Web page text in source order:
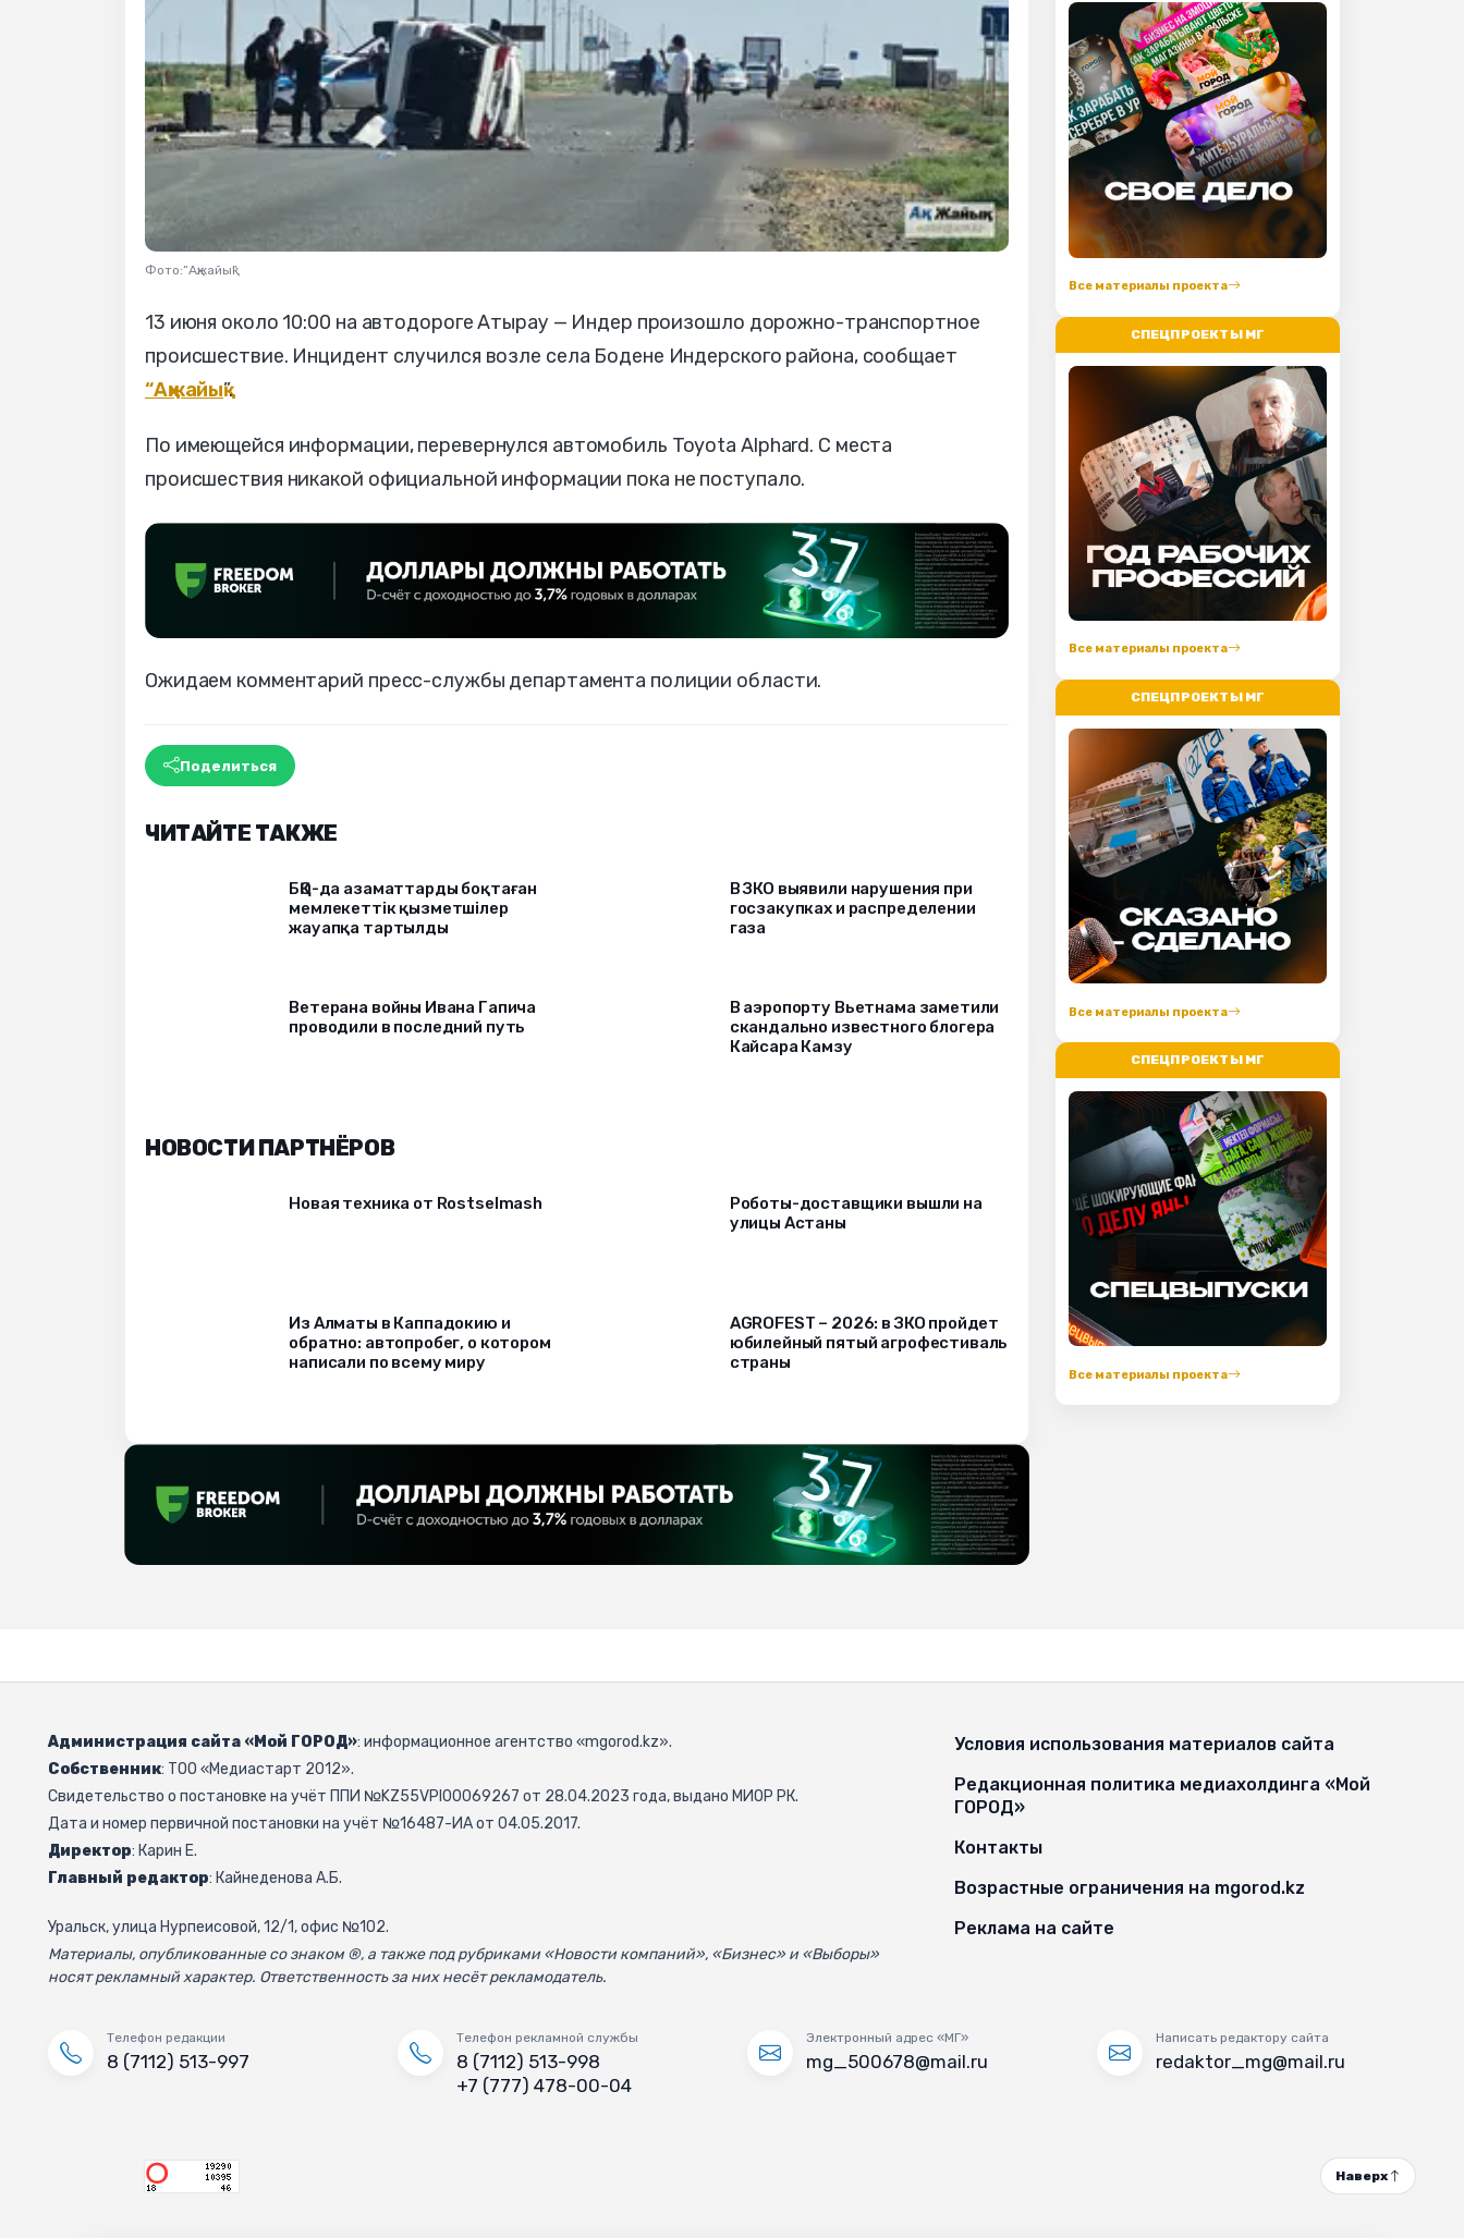
Фото:”Ақжайық”
13 июня около 10:00 на автодороге Атырау — Индер произошло дорожно-транспортное
происшествие. Инцидент случился возле села Бодене Индерского района, сообщает
“Ақжайық”.
По имеющейся информации, перевернулся автомобиль Toyota Alphard. С места
происшествия никакой официальной информации пока не поступало.
Ожидаем комментарий пресс-службы департамента полиции области.
Поделиться
ЧИТАЙТЕ ТАКЖЕ
БҚО-да азаматтарды боқтаған
мемлекеттік қызметшілер
жауапқа тартылды
В ЗКО выявили нарушения при
госзакупках и распределении
газа
Ветерана войны Ивана Гапича
проводили в последний путь
В аэропорту Вьетнама заметили
скандально известного блогера
Кайсара Камзу
НОВОСТИ ПАРТНЁРОВ
Новая техника от Rostselmash
Роботы-доставщики вышли на
улицы Астаны
Из Алматы в Каппадокию и
обратно: автопробег, о котором
написали по всему миру
AGROFEST – 2026: в ЗКО пройдет
юбилейный пятый агрофестиваль
страны
Все материалы проекта
СПЕЦПРОЕКТЫ МГ
Все материалы проекта
СПЕЦПРОЕКТЫ МГ
Все материалы проекта
СПЕЦПРОЕКТЫ МГ
Все материалы проекта
Администрация сайта «Мой ГОРОД»: информационное агентство «mgorod.kz».
Собственник: ТОО «Медиастарт 2012».
Свидетельство о постановке на учёт ППИ №KZ55VPI00069267 от 28.04.2023 года, выдано МИОР РК.
Дата и номер первичной постановки на учёт №16487-ИА от 04.05.2017.
Директор: Карин Е.
Главный редактор: Кайнеденова А.Б.
Уральск, улица Нурпеисовой, 12/1, офис №102.
Материалы, опубликованные со знаком ®, а также под рубриками «Новости компаний», «Бизнес» и «Выборы»
носят рекламный характер. Ответственность за них несёт рекламодатель.
Условия использования материалов сайта
Редакционная политика медиахолдинга «Мой
ГОРОД»
Контакты
Возрастные ограничения на mgorod.kz
Реклама на сайте
Телефон редакции
8 (7112) 513-997
Телефон рекламной службы
8 (7112) 513-998
+7 (777) 478-00-04
Электронный адрес «МГ»
mg_500678@mail.ru
Написать редактору сайта
redaktor_mg@mail.ru
Наверх